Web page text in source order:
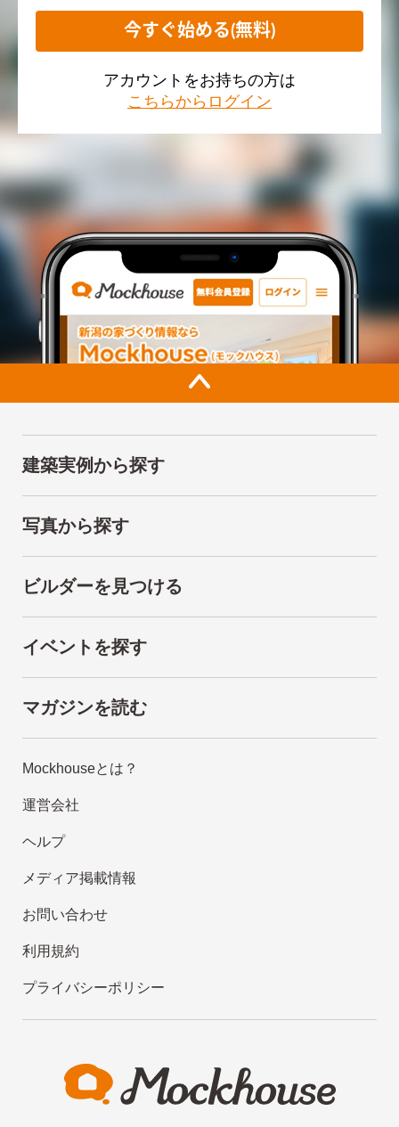
今すぐ始める(無料)
アカウントをお持ちの方は
こちらからログイン
建築実例から探す
写真から探す
ビルダーを見つける
イベントを探す
マガジンを読む
Mockhouseとは？
運営会社
ヘルプ
メディア掲載情報
お問い合わせ
利用規約
プライバシーポリシー